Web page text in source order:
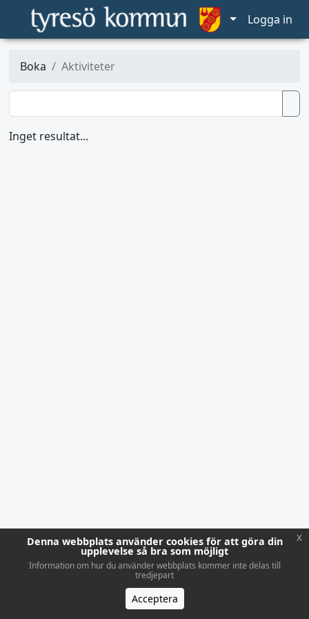
Logga in
Boka Aktiviteter
Inget resultat...
Denna webbplats använder cookies för att göra din
upplevelse så bra som möjligt
Information om hur du använder webbplats kommer inte delas till
tredjepart
Acceptera
x